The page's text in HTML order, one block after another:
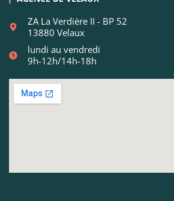
ZA La Verdière II - BP 52
13880 Velaux
lundi au vendredi
9h-12h/14h-18h